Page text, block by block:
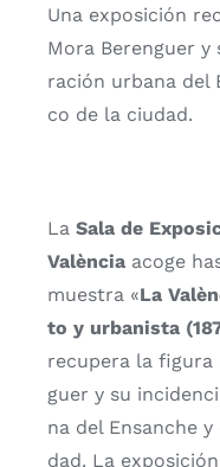
Una expo­si­ción
Mora Beren­guer
ra­ción urba­na
co de la ciu­dad.
La Sala de
Valèn­cia aco­ge
mues­tra «La
to y urba­nis­ta
recu­pe­ra la
guer y su
na del Ensan­che
dad. La